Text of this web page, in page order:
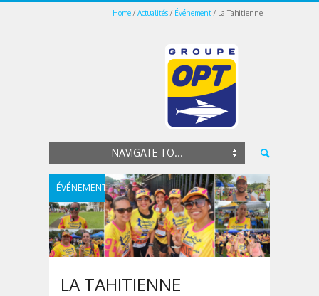
Home Actualités Événement La Tahitienne
NAVIGATE TO...
ÉVÉNEMENT
LA TAHITIENNE